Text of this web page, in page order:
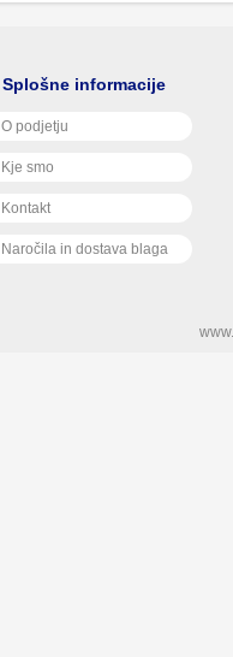
Splošne informacije
O podjetju
Kje smo
Kontakt
Naročila in dostava blaga